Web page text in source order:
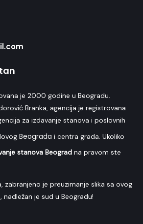
je 2000 godine u Beogradu.
Branka, agencija je registrovana
za izdavanje stanova i poslovnih
Beograda i centra grada. Ukoliko
stanova Beograd na pravom ste
zabranjeno je preuzimanje slika sa ovog
nadležan je sud u Beogradu!